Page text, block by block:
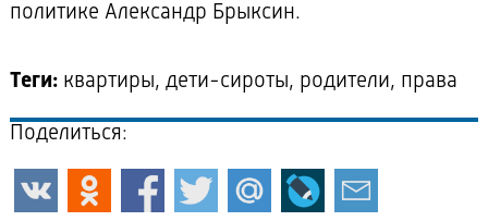
политике Александр Брыксин.
Теги:квартиры, дети-сироты, родители, права
Поделиться: